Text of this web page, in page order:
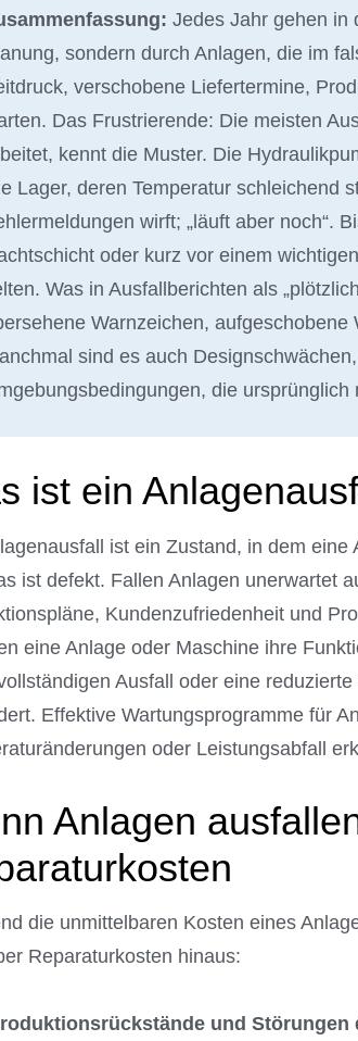
Jedes Jahr gehen in
sondern durch Anlagen, die im
verschobene Liefertermine,
Das Frustrierende: Die meisten
kennt die Muster. Die
Lager, deren Temperatur schleichend
wirft; „läuft aber noch“.
oder kurz vor einem
Was in Ausfallberichten als
Warnzeichen,
sind es auch
die
ist ein
ist ein Zustand, in dem
ist defekt. Fallen Anlagen unerwartet
Kundenzufriedenheit und
eine Anlage oder Maschine ihre
Ausfall oder eine
Effektive Wartungsprogramme für
oder Leistungsabfall
Anlagen
die unmittelbaren Kosten eines
Reparaturkosten hinaus:
und Störungen